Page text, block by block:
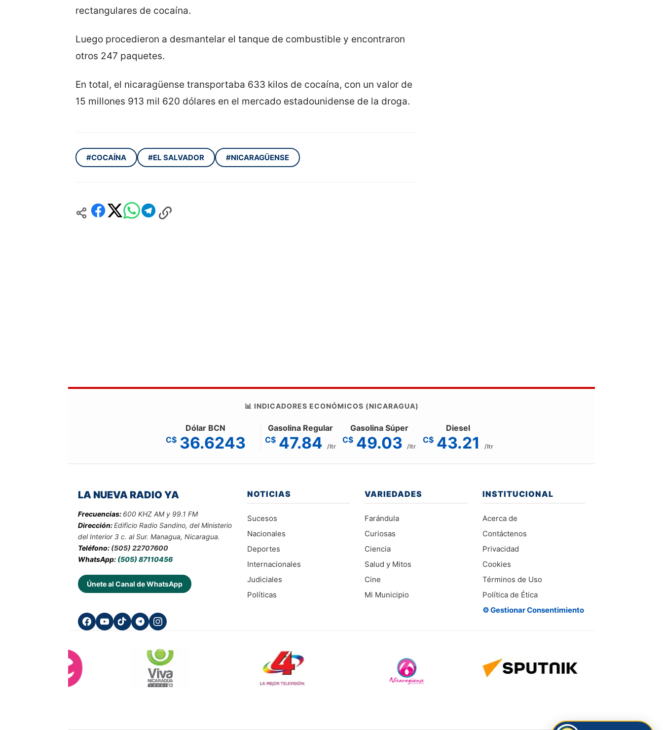
rectangulares de cocaína.
Luego procedieron a desmantelar el tanque de combustible y encontraron
otros 247 paquetes.
En total, el nicaragüense transportaba 633 kilos de cocaína, con un valor de
15 millones 913 mil 620 dólares en el mercado estadounidense de la droga.
#COCAÍNA #EL SALVADOR #NICARAGÜENSE
📊 INDICADORES ECONÓMICOS (NICARAGUA)
Dólar BCN
C$ 36.6243
Gasolina Regular
C$ 47.84 /ltr
Gasolina Súper
C$ 49.03 /ltr
Diesel
C$ 43.21 /ltr
LA NUEVA RADIO YA
Frecuencias: 600 KHZ AM y 99.1 FM
Dirección:Edificio Radio Sandino, del Ministerio
del Interior 3 c. al Sur. Managua, Nicaragua.
Teléfono: (505) 22707600
WhatsApp: (505) 87110456
Únete al Canal de WhatsApp
NOTICIAS
Sucesos
Nacionales
Deportes
Internacionales
Judiciales
Políticas
VARIEDADES
Farándula
Curiosas
Ciencia
Salud y Mitos
Cine
Mi Municipio
INSTITUCIONAL
Acerca de
Contáctenos
Privacidad
Cookies
Términos de Uso
Política de Ética
⚙️ Gestionar Consentimiento